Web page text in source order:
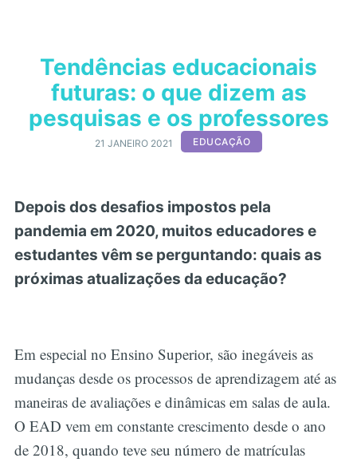
Tendências educacionais
futuras: o que dizem as
pesquisas e os professores
21 JANEIRO 2021 EDUCAÇÃO
Depois dos desafios impostos pela
pandemia em 2020, muitos educadores e
estudantes vêm se perguntando: quais as
próximas atualizações da educação?
Em especial no Ensino Superior, são inegáveis as
mudanças desde os processos de aprendizagem até as
maneiras de avaliações e dinâmicas em salas de aula.
O EAD vem em constante crescimento desde o ano
de 2018, quando teve seu número de matrículas